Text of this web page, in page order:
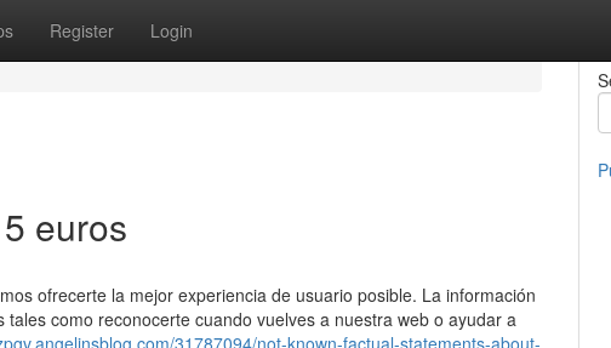
Register Login
euros
ofrecerte la mejor experiencia de usuario posible. La información
como reconocerte cuando vuelves a nuestra web o ayudar a
31787094/not-known-factual-statements-about-